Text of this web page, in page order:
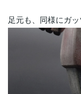
足元も、同様にガ